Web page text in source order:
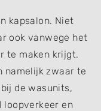
kapsalon. Niet
ook vanwege het
te maken krijgt.
namelijk zwaar te
de wasunits,
loopverkeer en